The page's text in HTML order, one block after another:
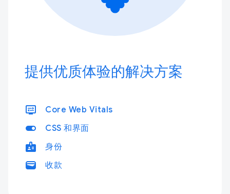
提供优质体验的解决方案
display_settings Core Web Vitals
toggle_on CSS 和界面
badge 身份
wallet 收款